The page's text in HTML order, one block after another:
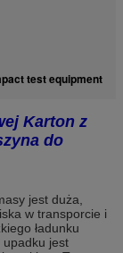
test equipment
Karton z
do
jest duża,
w transporcie i
ładunku
upadku jest